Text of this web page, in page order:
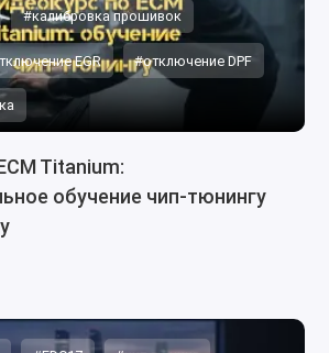
#калибровка прошивок
EGR #отключение DPF
Titanium:
обучение чип-тюнингу